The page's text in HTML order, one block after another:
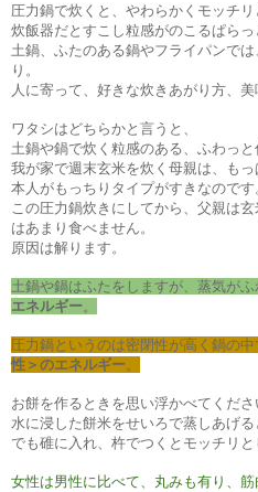
圧力鍋で炊くと、やわらかくモッチリ
炊飯器だとすこし粒感がのこるぱらっ
土鍋、ふたのある鍋やフライパンで
り。
人に寄って、好きな炊きあがり方、
ワタシはどちらかと言うと、
土鍋や鍋で炊く粒感のある、ふわっと
我が家で週末玄米を炊く母親は、もっ
本人がもっちりタイプがすきなのです
この圧力鍋炊きにしてから、父親は
はあまり食べません。
原因は解ります。
土鍋や鍋はふたをしますが、蒸気がふ
エネルギー。
圧力鍋というのは密閉性が高く鍋の
性＞のエネルギー。
お餅を作るときを思い浮かべてくださ
水に浸した餅米をせいろで蒸しあげる
でも碓に入れ、杵でつくとモッチリと
女性は男性に比べて、丸みも有り、